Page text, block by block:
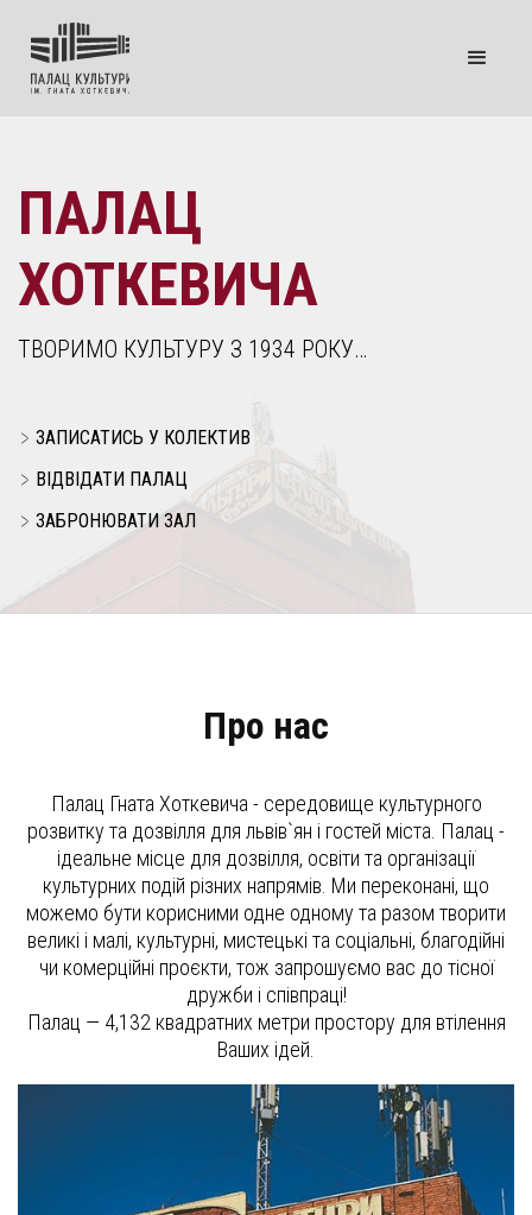
ПАЛАЦ
ХОТКЕВИЧА
ТВОРИМО КУЛЬТУРУ З 1934 РОКУ…
ЗАПИСАТИСЬ У КОЛЕКТИВ
ВІДВІДАТИ ПАЛАЦ
ЗАБРОНЮВАТИ ЗАЛ
Про нас
Палац Гната Хоткевича - середовище культурного
розвитку та дозвілля для львів`ян і гостей міста. Палац -
ідеальне місце для дозвілля, освіти та організації
культурних подій різних напрямів. Ми переконані, що
можемо бути корисними одне одному та разом творити
великі і малі, культурні, мистецькі та соціальні, благодійні
чи комерційні проєкти, тож запрошуємо вас до тісної
дружби і співпраці!
Палац — 4,132 квадратних метри простору для втілення
Ваших ідей.